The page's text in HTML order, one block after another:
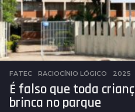
FATEC ,RACIOCÍNIO LÓGICO 2025
É falso que toda
brinca no parque